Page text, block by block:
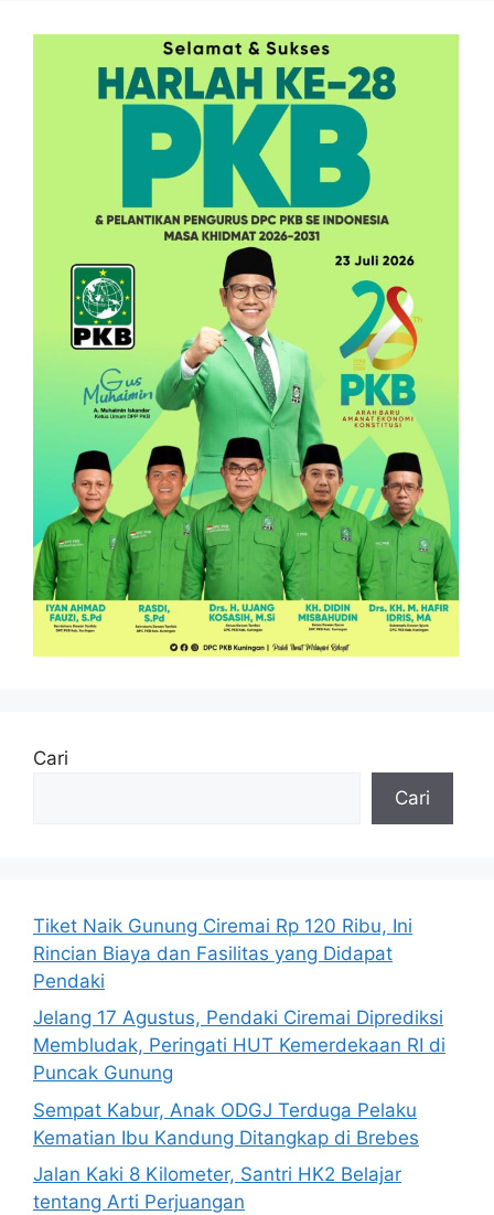
Cari
Cari
Tiket Naik Gunung Ciremai Rp 120 Ribu, Ini
Rincian Biaya dan Fasilitas yang Didapat
Pendaki
Jelang 17 Agustus, Pendaki Ciremai Diprediksi
Membludak, Peringati HUT Kemerdekaan RI di
Puncak Gunung
Sempat Kabur, Anak ODGJ Terduga Pelaku
Kematian Ibu Kandung Ditangkap di Brebes
Jalan Kaki 8 Kilometer, Santri HK2 Belajar
tentang Arti Perjuangan